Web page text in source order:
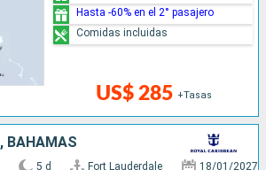
US$ 285 +Tasas
Hasta -60% en el 2° pasajero
Comidas incluidas
BAHAMAS
5 d Fort Lauderdale 18/01/2027